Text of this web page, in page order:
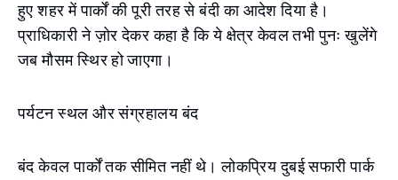
हुए शहर में पार्कों की पूरी तरह से बंदी का आदेश दिया है।
प्राधिकारी ने ज़ोर देकर कहा है कि ये क्षेत्र केवल तभी पुनः खुलेंगे
जब मौसम स्थिर हो जाएगा।
पर्यटन स्थल और संग्रहालय बंद
बंद केवल पार्कों तक सीमित नहीं थे। लोकप्रिय दुबई सफारी पार्क